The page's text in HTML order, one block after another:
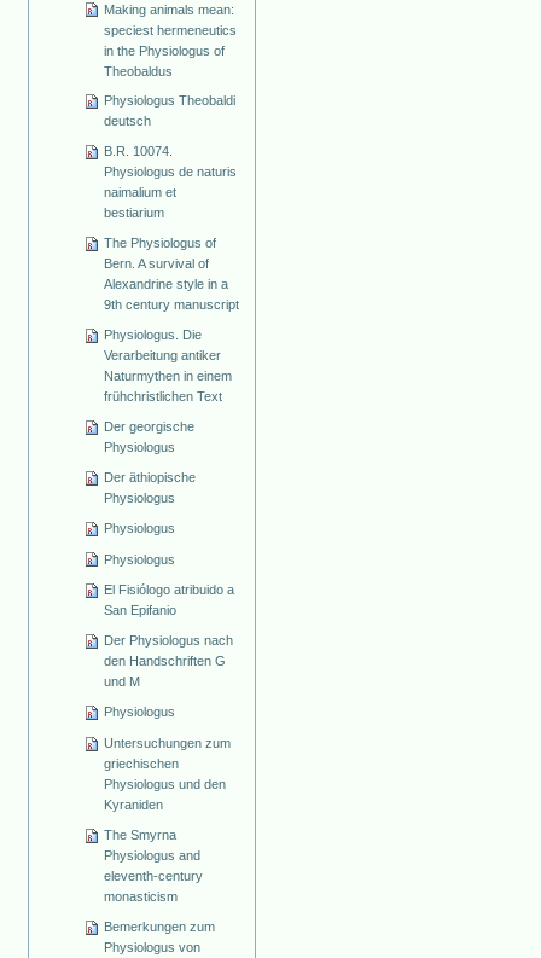
Making animals mean:
speciest hermeneutics
in the Physiologus of
Theobaldus
Physiologus Theobaldi
deutsch
B.R. 10074.
Physiologus de naturis
naimalium et
bestiarium
The Physiologus of
Bern. A survival of
Alexandrine style in a
9th century manuscript
Physiologus. Die
Verarbeitung antiker
Naturmythen in einem
frühchristlichen Text
Der georgische
Physiologus
Der äthiopische
Physiologus
Physiologus
Physiologus
El Fisiólogo atribuido a
San Epifanio
Der Physiologus nach
den Handschriften G
und M
Physiologus
Untersuchungen zum
griechischen
Physiologus und den
Kyraniden
The Smyrna
Physiologus and
eleventh-century
monasticism
Bemerkungen zum
Physiologus von